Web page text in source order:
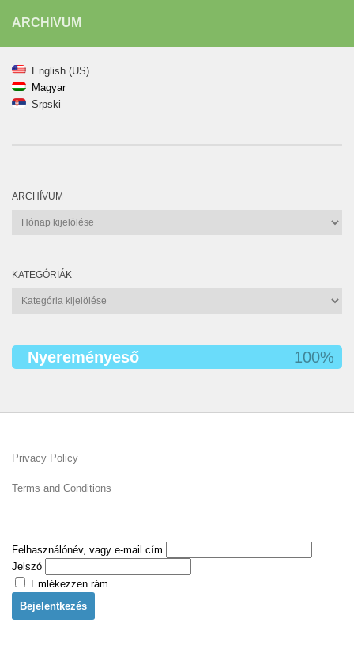
ARCHIVUM
English (US)
Magyar
Srpski
ARCHÍVUM
Archívum
KATEGÓRIÁK
Kategóriák
Nyereményeső 100%
Privacy Policy
Terms and Conditions
Felhasználónév, vagy e-mail cím
Jelszó
Emlékezzen rám